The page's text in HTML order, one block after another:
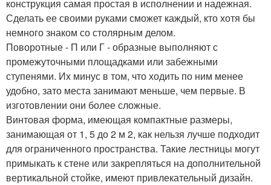
конструкция самая простая в исполнении и надежная.
Сделать ее своими руками сможет каждый, кто хотя бы
немного знаком со столярным делом.
Поворотные - П или Г - образные выполняют с
промежуточными площадками или забежными
ступенями. Их минус в том, что ходить по ним менее
удобно, зато места занимают меньше, чем первые. В
изготовлении они более сложные.
Винтовая форма, имеющая компактные размеры,
занимающая от 1, 5 до 2 м 2, как нельзя лучше подходит
для ограниченного пространства. Такие лестницы могут
примыкать к стене или закрепляться на дополнительной
вертикальной стойке, имеют привлекательный дизайн.